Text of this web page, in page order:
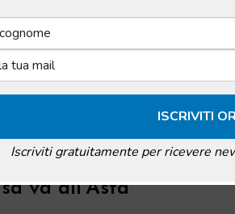
successioni ereditarie e dispute
più beneficiari.
divorzio. Se le parti non riescono
può essere messa all’asta per
va all’Asta
Iscriviti gratuitamente per ricevere